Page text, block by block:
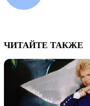
ЧИТАЙТЕ ТАКЖЕ